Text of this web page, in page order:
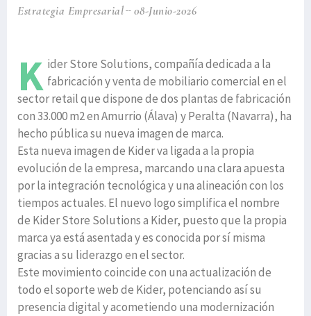
Estrategia Empresarial 08-Junio-2026
K ider Store Solutions, compañía dedicada a la
fabricación y venta de mobiliario comercial en el
sector retail que dispone de dos plantas de fabricación
con 33.000 m2 en Amurrio (Álava) y Peralta (Navarra), ha
hecho pública su nueva imagen de marca.
Esta nueva imagen de Kider va ligada a la propia
evolución de la empresa, marcando una clara apuesta
por la integración tecnológica y una alineación con los
tiempos actuales. El nuevo logo simplifica el nombre
de Kider Store Solutions a Kider, puesto que la propia
marca ya está asentada y es conocida por sí misma
gracias a su liderazgo en el sector.
Este movimiento coincide con una actualización de
todo el soporte web de Kider, potenciando así su
presencia digital y acometiendo una modernización